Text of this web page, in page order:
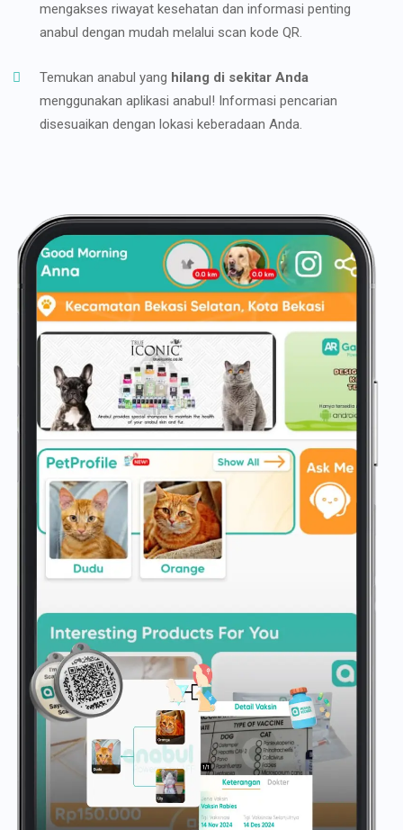
mengakses riwayat kesehatan dan informasi penting
anabul dengan mudah melalui scan kode QR.
Temukan anabul yang hilang di sekitar Anda
menggunakan aplikasi anabul! Informasi pencarian
disesuaikan dengan lokasi keberadaan Anda.